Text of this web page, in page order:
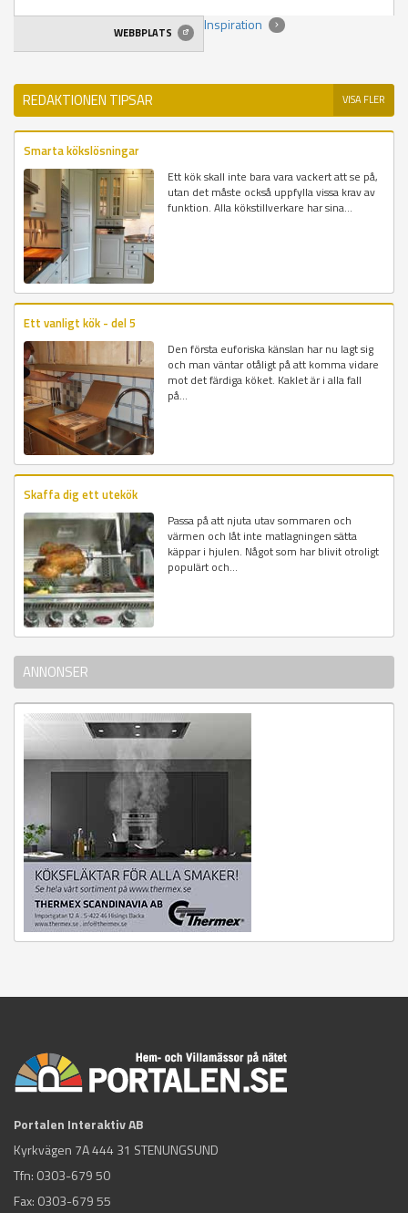
Inspiration
WEBBPLATS
REDAKTIONEN TIPSAR VISA FLER
Smarta kökslösningar
Ett kök skall inte bara vara vackert att se på,
utan det måste också uppfylla vissa krav av
funktion. Alla kökstillverkare har sina...
Ett vanligt kök - del 5
Den första euforiska känslan har nu lagt sig
och man väntar otåligt på att komma vidare
mot det färdiga köket. Kaklet är i alla fall
på...
Skaffa dig ett utekök
Passa på att njuta utav sommaren och
värmen och låt inte matlagningen sätta
käppar i hjulen. Något som har blivit otroligt
populärt och...
ANNONSER
Portalen Interaktiv AB
Kyrkvägen 7A 444 31 STENUNGSUND
Tfn: 0303-679 50
Fax: 0303-679 55